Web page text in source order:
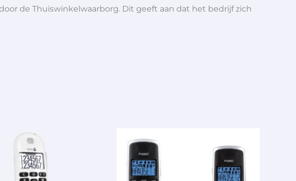
de Thuiswinkelwaarborg. Dit geeft aan dat het bedrijf zich